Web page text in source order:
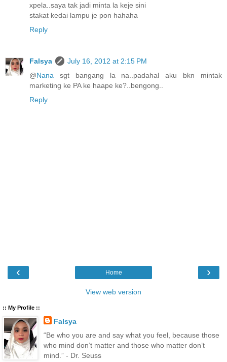
xpela..saya tak jadi minta la keje sini
stakat kedai lampu je pon hahaha
Reply
Falsya
July 16, 2012 at 2:15 PM
@Nana sgt bangang la na..padahal aku bkn mintak
marketing ke PA ke haape ke?..bengong..
Reply
‹ ›
Home
View web version
:: My Profile ::
Falsya
“Be who you are and say what you feel, because those
who mind don’t matter and those who matter don’t
mind.” - Dr. Seuss